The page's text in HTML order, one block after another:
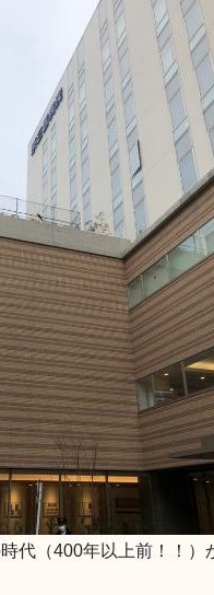
代（400年以上前！！）